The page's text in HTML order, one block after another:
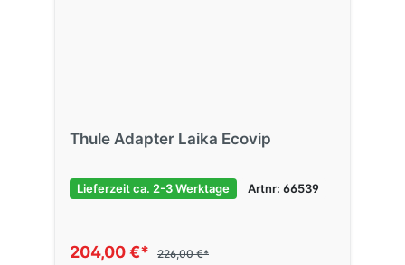
Thule Adapter Laika Ecovip
Lieferzeit ca. 2-3 Werktage Artnr: 66539
204,00 €* 226,00 €*